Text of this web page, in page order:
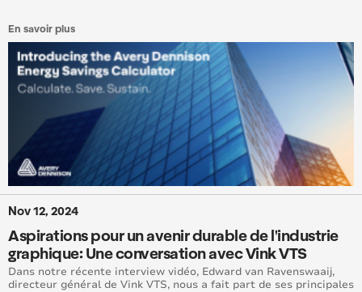
En savoir plus
Nov 12, 2024
Aspirations pour un avenir durable de l'industrie
graphique: Une conversation avec Vink VTS
Dans notre récente interview vidéo, Edward van Ravenswaaij,
directeur général de Vink VTS, nous a fait part de ses principales